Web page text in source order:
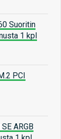
Suoritin
1 kpl
PCI
ARGB